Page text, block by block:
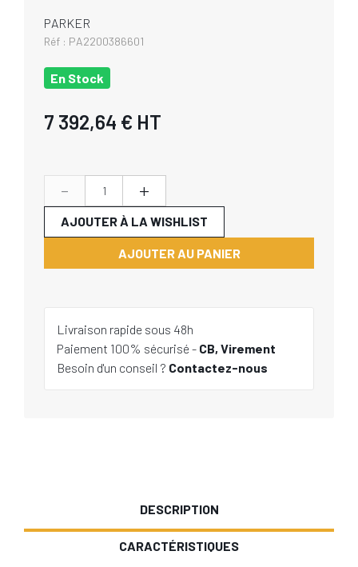
PARKER
Réf : PA2200386601
En Stock
7 392,64 € HT
- +
AJOUTER AU PANIER
AJOUTER À LA WISHLIST
Livraison rapide sous 48h
Paiement 100% sécurisé - CB, Virement
Besoin d'un conseil ? Contactez-nous
DESCRIPTION
CARACTÉRISTIQUES